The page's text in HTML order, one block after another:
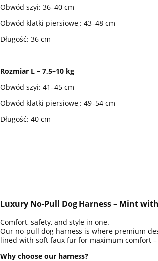
Obwód szyi: 36–40 cm
Obwód klatki piersiowej: 43–48 cm
Długość: 36 cm
Rozmiar L – 7,5–10 kg
Obwód szyi: 41–45 cm
Obwód klatki piersiowej: 49–54 cm
Długość: 40 cm
Luxury No-Pull Dog Harness – Mint
Comfort, safety, and style in one.
Our no-pull dog harness is where premium
lined with soft faux fur for maximum comfort
Why choose our harness?